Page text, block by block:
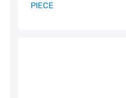
PIECE